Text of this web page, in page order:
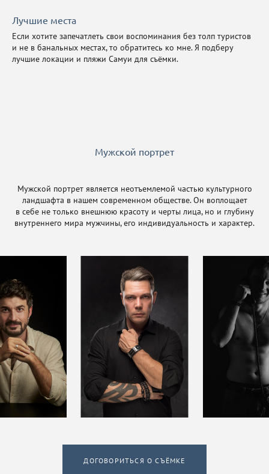
Лучшие места
Если хотите запечатлеть свои воспоминания без толп туристов
и не в банальных местах, то обратитесь ко мне. Я подберу
лучшие локации и пляжи Самуи для съёмки.
Мужской портрет
Мужской портрет является неотъемлемой частью культурного
ландшафта в нашем современном обществе. Он воплощает
в себе не только внешнюю красоту и черты лица, но и глубину
внутреннего мира мужчины, его индивидуальность и характер.
ДОГОВОРИТЬСЯ О СЪЁМКЕ